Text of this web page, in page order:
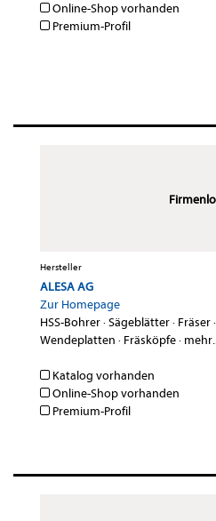
Online-Shop vorhanden
Premium-Profil
Hersteller
ALESA AG
Zur Homepage
HSS-Bohrer·Sägeblätter· Fräser·
Wendeplatten · Fräsköpfe·
Katalog vorhanden
Online-Shop vorhanden
Premium-Profil